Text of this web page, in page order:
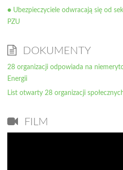
● Ubezpieczyciele odwracają się od
PZU
DOKUMENTY
28 organizacji odpowiada na
Energii
List otwarty 28 organizacji
FILM